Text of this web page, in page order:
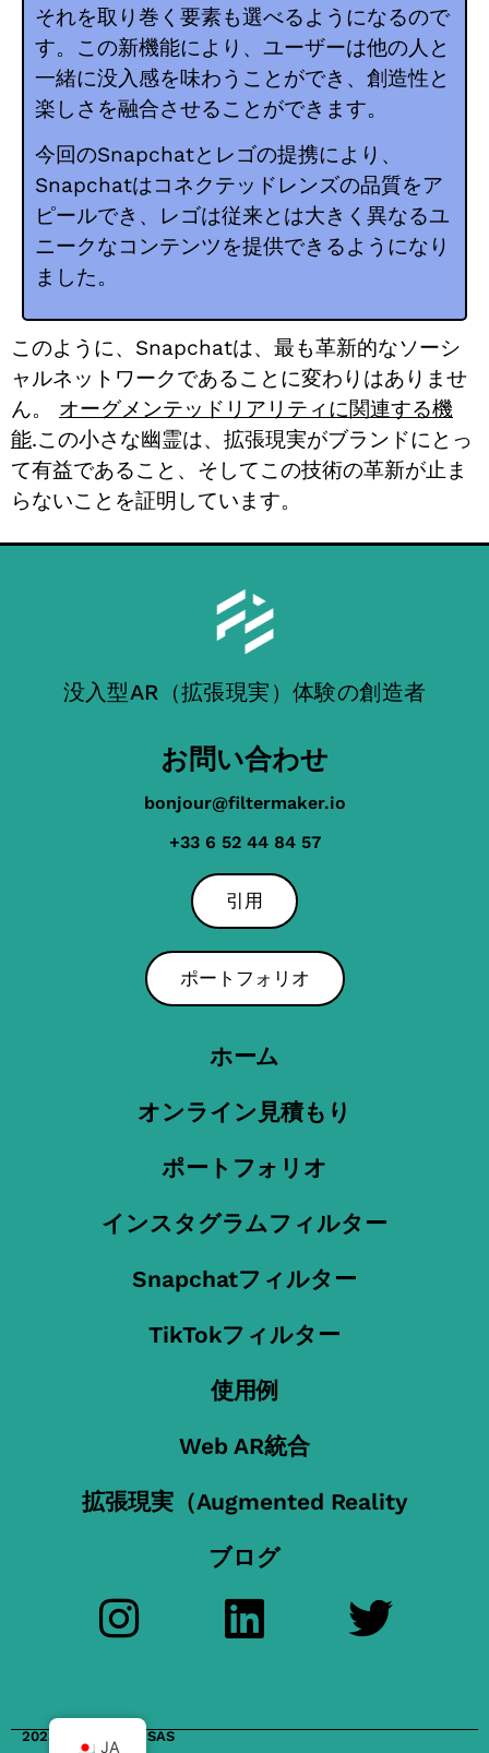
それを取り巻く要素も選べるようになるので
す。この新機能により、ユーザーは他の人と
一緒に没入感を味わうことができ、創造性と
楽しさを融合させることができます。
今回のSnapchatとレゴの提携により、
Snapchatはコネクテッドレンズの品質をア
ピールでき、レゴは従来とは大きく異なるユ
ニークなコンテンツを提供できるようになり
ました。
このように、Snapchatは、最も革新的なソーシ
ャルネットワークであることに変わりはありませ
ん。 オーグメンテッドリアリティに関連する機
能.この小さな幽霊は、拡張現実がブランドにとっ
て有益であること、そしてこの技術の革新が止ま
らないことを証明しています。
没入型AR（拡張現実）体験の創造者
お問い合わせ
bonjour@filtermaker.io
+33 6 52 44 84 57
引用
ポートフォリオ
ホーム
オンライン見積もり
ポートフォリオ
インスタグラムフィルター
Snapchatフィルター
TikTokフィルター
使用例
Web AR統合
拡張現実（Augmented Reality
ブログ
2023 FilterMaker SAS
JA